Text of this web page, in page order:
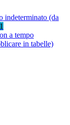
indeterminato (da
1
a tempo
in tabelle)